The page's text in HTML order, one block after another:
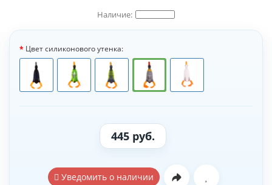
Цвет силиконового утенка:
445 руб.
Уведомить о наличии